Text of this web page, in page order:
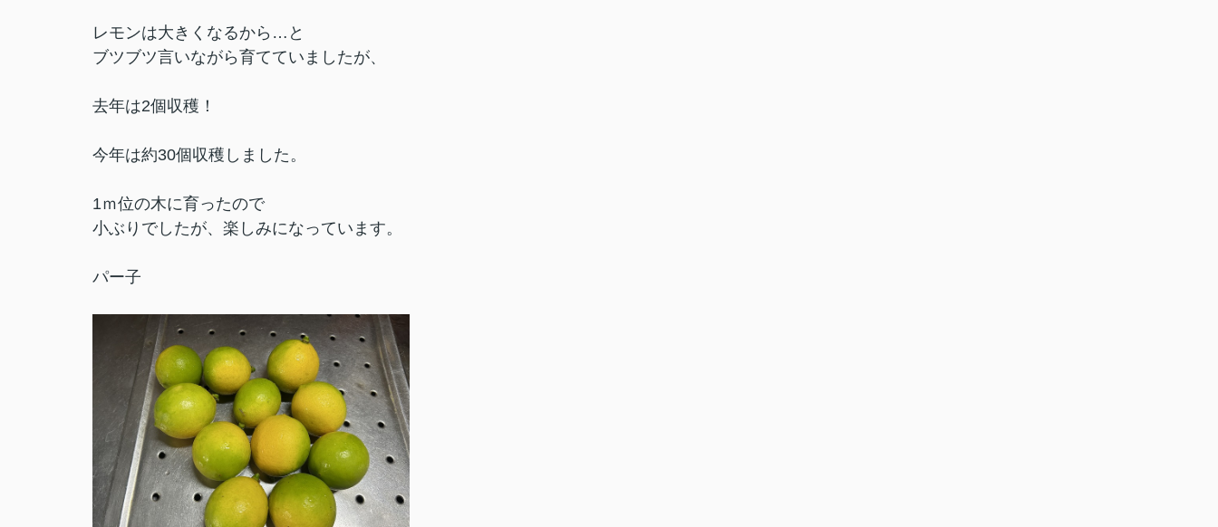
レモンは大きくなるから…と
ブツブツ言いながら育てていましたが、
去年は2個収穫！
今年は約30個収穫しました。
1ｍ位の木に育ったので
小ぶりでしたが、楽しみになっています。
パー子